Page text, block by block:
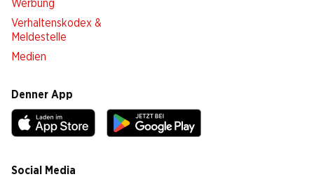
Werbung
Verhaltenskodex &
Meldestelle
Medien
Denner App
Social Media